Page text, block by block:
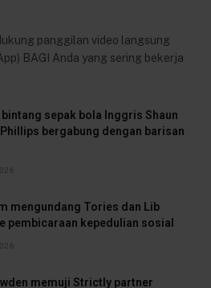
panggilan video langsung
BAGI Anda yang sering bekerja
bintang sepak bola Inggris Shaun
bergabung dengan barisan
mengundang Tories dan Lib
pembicaraan kepedulian sosial
memuji Strictly partner